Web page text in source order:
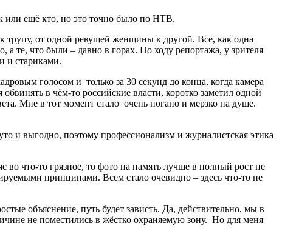
или ещё кто, но это точно было по НТВ.
трупу, от одной ревущей женщины к другой. Все, как одна
те, что были – давно в горах. По ходу репортажа, у зрителя
и стариками.
голосом и только за 30 секунд до конца, когда камера
в чём-то российские власти, коротко заметил одной
Мне в тот момент стало очень погано и мерзко на душе.
и выгодно, поэтому профессионализм и журналистская этика
что-то грязное, то фото на память лучше в полный рост не
принципами. Всем стало очевидно – здесь что-то не
объяснение, путь будет зависть. Да, действительно, мы в
не поместились в жёстко охраняемую зону. Но для меня